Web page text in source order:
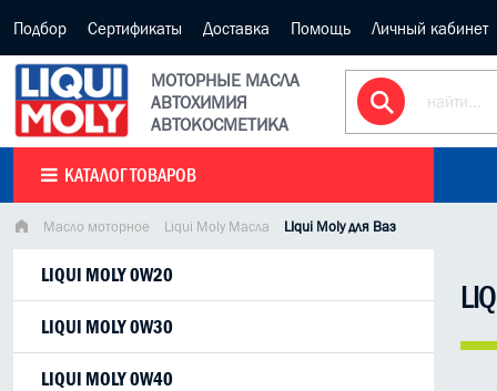
Подбор Сертификаты Доставка Помощь Личный кабинет
МОТОРНЫЕ МАСЛА
АВТОХИМИЯ
АВТОКОСМЕТИКА
КАТАЛОГ ТОВАРОВ
Масло моторное Liqui Moly Масла LIqui Moly для Ваз
LIQUI MOLY 0W20
LIQUI MOLY 0W30
LIQUI MOLY 0W40